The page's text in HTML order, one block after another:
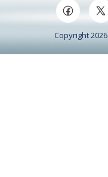
Copyright